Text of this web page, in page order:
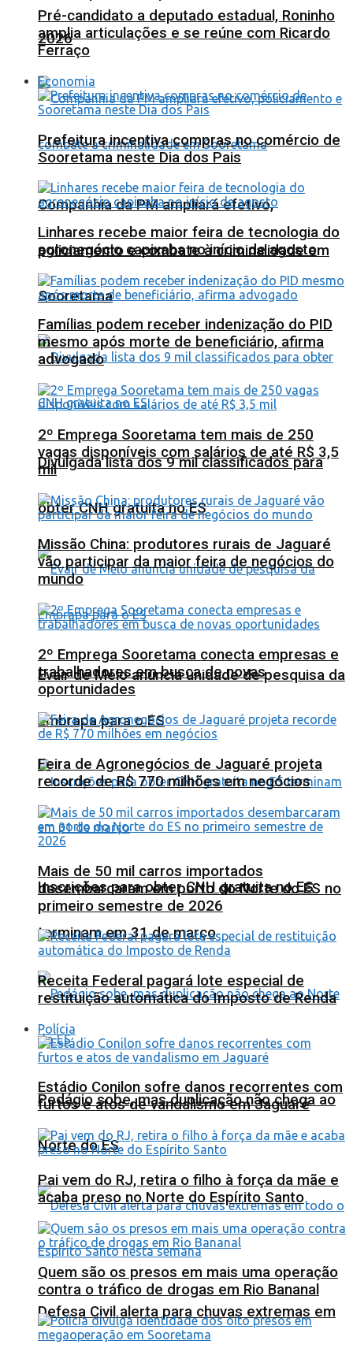
2026
Companhia da PM ampliará efetivo,
policiamento e combate à criminalidade em
Sooretama
Divulgada lista dos 9 mil classificados para
obter CNH gratuita no ES
Evair de Melo anuncia unidade de pesquisa da
Embrapa para o ES
Inscrições para obter CNH gratuita no ES
terminam em 31 de março
Pedágio sobe, mas duplicação não chega ao
Norte do ES
Defesa Civil alerta para chuvas extremas em
Pré-candidato a deputado estadual, Roninho
amplia articulações e se reúne com Ricardo
Ferraço
Economia
Prefeitura incentiva compras no comércio de
Sooretama neste Dia dos Pais
Linhares recebe maior feira de tecnologia do
agronegócio capixaba no início de agosto
Famílias podem receber indenização do PID
mesmo após morte de beneficiário, afirma
advogado
2º Emprega Sooretama tem mais de 250
vagas disponíveis com salários de até R$ 3,5
mil
Missão China: produtores rurais de Jaguaré
vão participar da maior feira de negócios do
mundo
2º Emprega Sooretama conecta empresas e
trabalhadores em busca de novas
oportunidades
Feira de Agronegócios de Jaguaré projeta
recorde de R$ 770 milhões em negócios
Mais de 50 mil carros importados
desembarcaram em porto do Norte do ES no
primeiro semestre de 2026
Receita Federal pagará lote especial de
restituição automática do Imposto de Renda
Polícia
Estádio Conilon sofre danos recorrentes com
furtos e atos de vandalismo em Jaguaré
Pai vem do RJ, retira o filho à força da mãe e
acaba preso no Norte do Espírito Santo
Quem são os presos em mais uma operação
contra o tráfico de drogas em Rio Bananal